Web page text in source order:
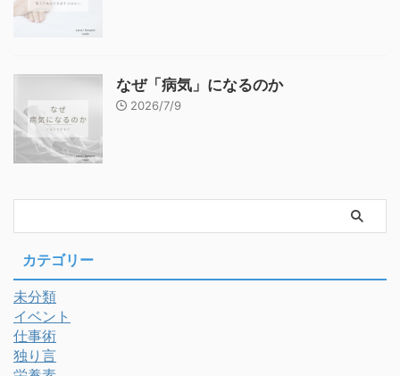
なぜ「病気」になるのか
2026/7/9
カテゴリー
未分類
イベント
仕事術
独り言